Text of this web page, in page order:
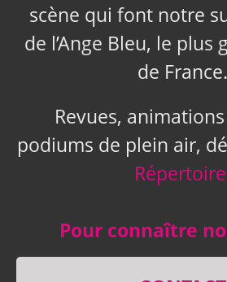
scène qui font notre
de l’Ange Bleu, le plus
de France.
Revues,
podiums de plein air,
Pour connaître